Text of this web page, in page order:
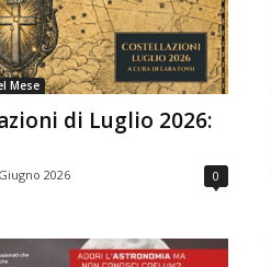
n
o
m
i
a
Mese
di Luglio 2026:
2026 0